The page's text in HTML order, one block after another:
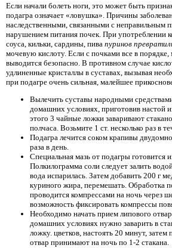
Если начали болеть ноги, это может быть
подагра означает «ловушка». Причины
наследственными, связанными с неправильным
нарушением питания почек. При употреблении
соуса, кильки, сардины, пива пуринов
мочевую кислоту. Если с почками все в порядке,
выводится безопасно. В противном случае
удлиненные кристаллы в суставах, вызывая
при подагре очень сильная, малейшее
Вылечить суставы народными
домашних условиях, приготовив настой
этого 3 чайные ложки заваривают
полчаса. Возьмите 1 ст. несколько раз в
Подагра лечится соком крапивы
раза в день.
Специальная мазь от подагры готовится
Полкилограмма соли следует залить
вода испарилась. Затем добавить 200 г
куриного жира, перемешать. Обработка
проводится компрессами на ночь через
возможность фиксировать компрессы
Необходимо начать прием липового
домашних условиях нужно заварить в
ложку. цветков, настоять 20 минут,
отвар принимают на ночь по 1-2 стакана.